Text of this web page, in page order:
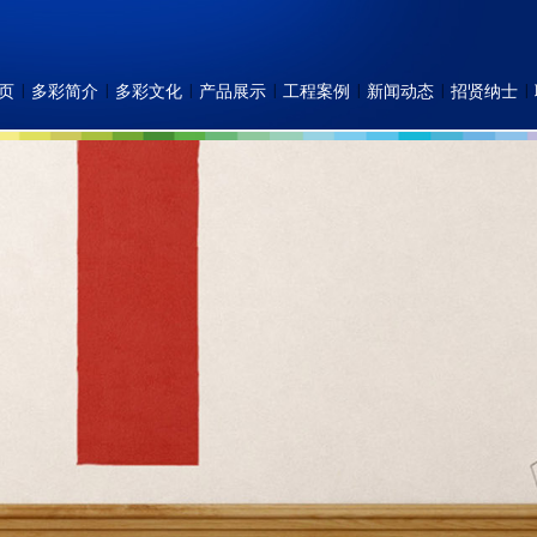
| 多彩简介 | 多彩文化 | 产品展示 | 工程案例 | 新闻动态 | 招贤纳士 |